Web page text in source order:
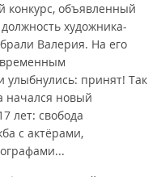
конкурс, объявленный
художника-
Валерия. На его
улыбнулись: принят! Так
начался новый
лет: свобода
с актёрами,